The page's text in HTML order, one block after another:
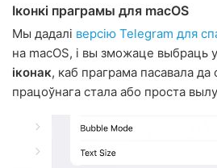
Іконкі праграмы для macOS
Мы дадалі версію Telegram для
на macOS, і вы зможаце выбраць
іконак, каб праграма пасавала
працоўнага стала або проста